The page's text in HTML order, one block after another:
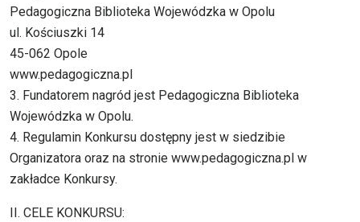
Pedagogiczna Biblioteka Wojewódzka w Opolu
ul. Kościuszki 14
45-062 Opole
www.pedagogiczna.pl
3. Fundatorem nagród jest Pedagogiczna Biblioteka
Wojewódzka w Opolu.
4. Regulamin Konkursu dostępny jest w siedzibie
Organizatora oraz na stronie www.pedagogiczna.pl w
zakładce Konkursy.
II. CELE KONKURSU: